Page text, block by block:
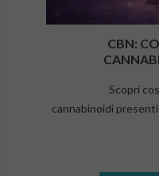
CBN:
Scopri
cannabinoidi